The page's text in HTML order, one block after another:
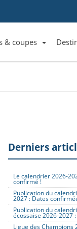
& coupes
Derniers
Le calendrier 2026-
confirmé !
Publication du
2027 : Dates
Publication du
écossaise 2026-2027
Ligue des Champions